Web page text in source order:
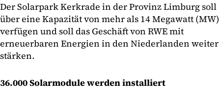
Der Solarpark Kerkrade in der Provinz Limburg soll
über eine Kapazität von mehr als 14 Megawatt (MW)
verfügen und soll das Geschäft von RWE mit
erneuerbaren Energien in den Niederlanden weiter
stärken.
36.000 Solarmodule werden installiert